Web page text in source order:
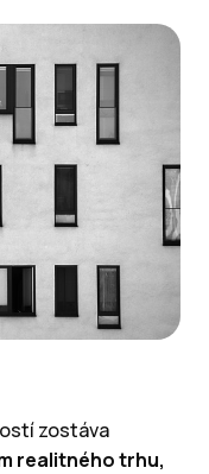
zostáva
realitného trhu,